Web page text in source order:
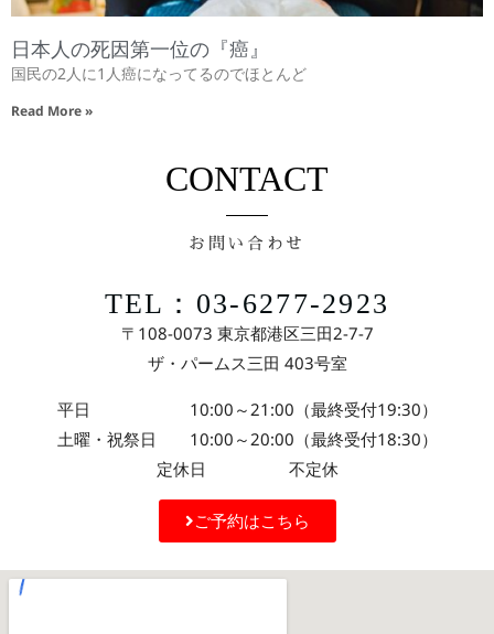
日本人の死因第一位の『癌』
国民の2人に1人癌になってるのでほとんど
Read More »
CONTACT
お問い合わせ
TEL：03-6277-2923
〒108-0073 東京都港区三田2-7-7
ザ・パームス三田 403号室
平日 10:00～21:00（最終受付19:30）
土曜・祝祭日 10:00～20:00（最終受付18:30）
定休日 不定休
ご予約はこちら